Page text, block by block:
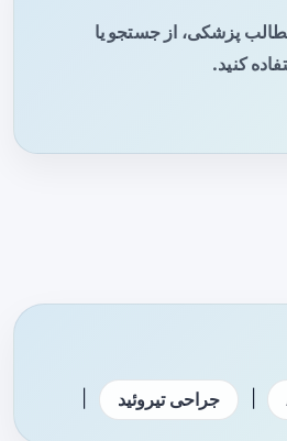
پزشکی، از جستجو یا
کنید.
جراحی تیروئید